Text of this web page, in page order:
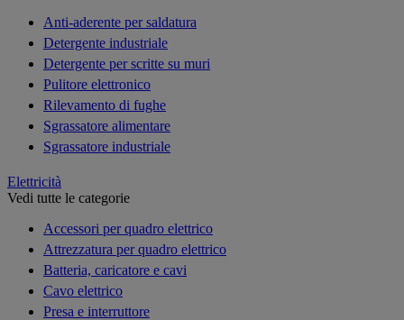
Anti-aderente per saldatura
Detergente industriale
Detergente per scritte su muri
Pulitore elettronico
Rilevamento di fughe
Sgrassatore alimentare
Sgrassatore industriale
Elettricità
Vedi tutte le categorie
Accessori per quadro elettrico
Attrezzatura per quadro elettrico
Batteria, caricatore e cavi
Cavo elettrico
Presa e interruttore